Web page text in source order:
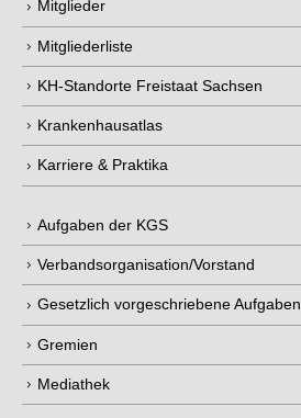
Mitglieder
Mitgliederliste
KH-Standorte Freistaat Sachsen
Krankenhausatlas
Karriere & Praktika
Aufgaben der KGS
Verbandsorganisation/Vorstand
Gesetzlich vorgeschriebene Aufgaben
Gremien
Mediathek